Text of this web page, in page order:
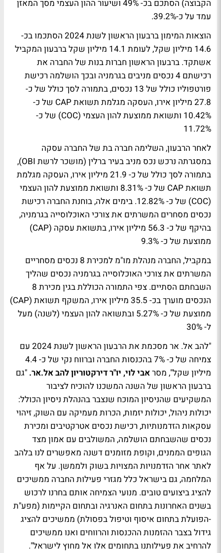
הקבוצה) הסתכם בכ- 49% ושיעור ההון העצמי מסך המאזן
עמד על כ-39.2%.
הוצאות המימון ברבעון הראשון לשנת 2024 הסתכמו בכ-
14.6 מיליון שקל, לעומת 14.1 מיליון שקל ברבעון המקביל
אשתקד. ברבעון הראשון חברות בנות של החברה את
רכישתם 4 נכסים מניבים בגרמניה ובכך הושלמה רכישת
פורטפוליו כולל של 13 נכסים, בתמורה לסך כולל של כ-
27.8 מיליון אירו, העסקה מגלמת תשואת CAP של כ-
10.42% ותשואת ממוצעת להון העצמי (COC) של כ-
11.72%
לאחר הרבעון, השלימה חברה בת של החברה עסקה
במסגרתה נרכש נכס מניב בעיר ברלין (מושכר לרשת OBI),
בתמורה לסך כולל של כ- 21.9 מיליון אירו, העסקה מגלמת
תשואת CAP של כ- 8.31% ותשואת ממוצעת להון העצמי
(COC) של כ- 12.82%. בימים אלה, בוחנת החברה רכישת
נכסים מסחרים המשרתים את צורכי האוכלוסייה בגרמניה,
בהיקף של כ- 56.3 מיליון אירו, בתשואת עסקה (CAP)
ממוצעת של כ- 9.3%
במקביל, החברה מנהלת מו"מ למכירת 8 נכסים מסחריים
המשרתים את צורכי האוכלוסייה בגרמניה נכסים שהליך
השבחתם הסתיים. צפי התמורה הכוללת בגין מכירת 8
הנכסים מוערך בכ- 35.5 מיליון אירו, המשקף תשואת (CAP)
ממוצעת של כ- 5.27% ובתשואה להון העצמי (לשנה) מעל
ל- 30%
"להב אל. אר מסכמת את הרבעון הראשון לשנת 2024 עם
צמיחה של כ- 7% בהכנסות החברה וברווח נקי של כ- 4.4
מיליון שקל", מסראבי לוי, יו"ר דירקטוריון להב אל.אר. "גם
ברבעון הראשון של השנה המשכנו להוכיח לציבור
המשקיעים שהניסיון המוכח שנצבר בהנהלת ניסיון הכולל:
יכולות ניהול, יכולות יזמות, הכרות מעמיקה עם השוק, זיהוי
עסקאות הזדמנותיות, רכישת נכסים אטרקטיבים ומכירת
נכסים שהשבחתם הושלמה, המשולבים עם אמון מצד
הגופים הממנים, וקופת מזומנים דשנה מאפשרים לנו בלהב
לאתר אחר הזדמנויות המצויות בשוק ולממשן. על אף
המלחמה, גם בישראל כלל מגזרי פעילות החברה ממשיכים
להציג ביצועים טובים. מנועי הצמיחה אותם בחרנו לרכוש
בשנים האחרונות בתחום האנרגיה ובתחום הקיימות (מפע"ת
-הפועלת בתחום איסוף וטיפול בפסולת) ממשיכים להציג
גידול בצבר ההזמנות ההכנסות והרווחים ואנו ממשיכים
להרחיב את פעילותנו בתחומים אלו אל מחוץ לישראל".